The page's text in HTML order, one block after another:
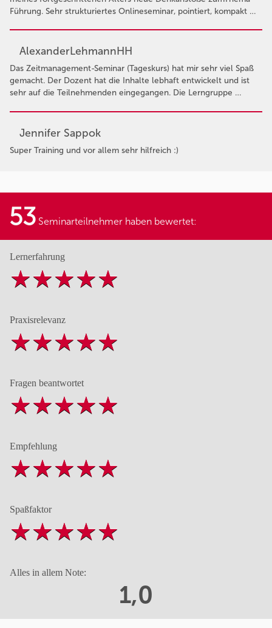
Führung. Sehr strukturiertes Onlineseminar, pointiert, kompakt …
AlexanderLehmannHH
Das Zeitmanagement-Seminar (Tageskurs) hat mir sehr viel Spaß
gemacht. Der Dozent hat die Inhalte lebhaft entwickelt und ist
sehr auf die Teilnehmenden eingegangen. Die Lerngruppe …
Jennifer Sappok
Super Training und vor allem sehr hilfreich :)
53 Seminarteilnehmer haben bewertet:
Lernerfahrung
Praxisrelevanz
Fragen beantwortet
Empfehlung
Spaßfaktor
Alles in allem Note:
1,0